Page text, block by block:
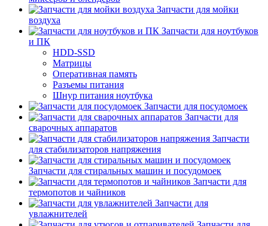
Запчасти для мойки
воздуха
Запчасти для ноутбуков
и ПК
HDD-SSD
Матрицы
Оперативная память
Разъемы питания
Шнур питания ноутбука
Запчасти для посудомоек
Запчасти для
сварочных аппаратов
Запчасти
для стабилизаторов напряжения
Запчасти для стиральных машин и посудомоек
Запчасти для
термопотов и чайников
Запчасти для
увлажнителей